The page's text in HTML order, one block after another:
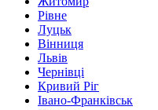
Рівне
Луцьк
Вінниця
Львів
Чернівці
Кривий Ріг
Івано-Франківськ